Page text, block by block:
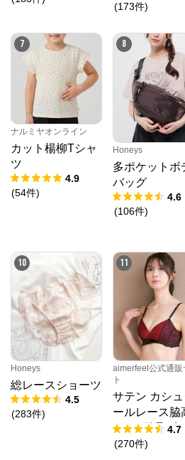
(173件)
7
ナルミヤオンライン
カット楊柳Tシャ
ツ
4.9
(54件)
8
Honeys
多ポケットボ
バッグ
4.6
(106件)
10
Honeys
総レースショーツ
4.5
(283件)
11
aimerfeel公式通販
ト
サテン カシュ
ールレース脇
ラ(R) 単品ブラ
ャー
4.7
(270件)
クロスプラス オンラ
公式ECサ
※外部サイトが開
クロスプラス　オンラインス
N.O.R.C (ノーク)、JUNKO
(デコイ)、Petit Honfleur (プチオ
DERMASHARE (ダーマシェア)
大人女子ブランドを中心に、多く
インナップ。
レディースファッションを中心に
豊かにするオリジナルアイテムを